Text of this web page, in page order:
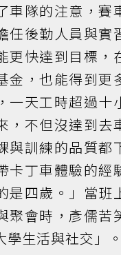
車隊的注意，賽
任後勤人員與實
更快達到目標，
金，也能得到更
一天工時超過十
，不但沒達到去
與訓練的品質都
卡丁車體驗的經
是四歲。」當班
聚會時，彥儒苦
學生活與社交」。